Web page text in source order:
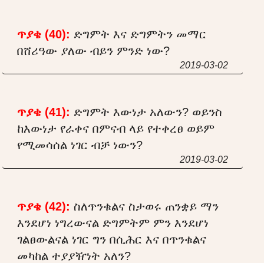
ጥያቄ (40): ድግምት እና ድግምትን መማር
በሸሪዓው ያለው ብይን ምንድ ነው?
2019-03-02
ጥያቄ (41): ድግምት እውነታ አለውን? ወይንስ
ከእውነታ የራቀና በምናብ ላይ የተቀረፀ ወይም
የሚመሳሰል ነገር ብቻ ነውን?
2019-03-02
ጥያቄ (42): ስለጥንቁልና ስታወሩ ጠንቋይ ማን
እንደሆነ ነግረውናል ድግምትም ምን እንደሆነ
ገልፀውልናል ነገር ግን በሲሕር እና በጥንቁልና
መካከል ተያያዥነት አለን?